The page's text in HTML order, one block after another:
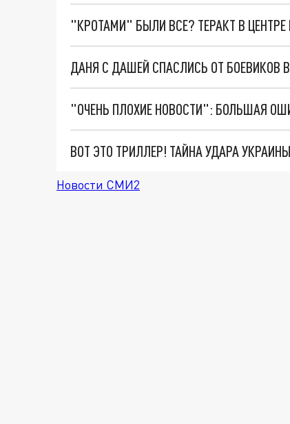
"КРОТАМИ" БЫЛИ ВСЕ? ТЕРАКТ В
ДАНЯ С ДАШЕЙ СПАСЛИСЬ ОТ БОЕВИКОВ
ВОТ ЭТО ТРИЛЛЕР! ТАЙНА УДАРА
Новости СМИ2